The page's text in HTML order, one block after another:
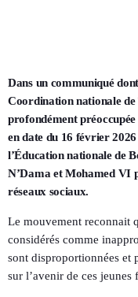
Dans un communiqué
Coordination nationale
profondément
en date du 16 février
l’Éducation nationale de
N’Dama et Mohamed VI
réseaux sociaux.
Le mouvement reconnait
considérés comme
sont disproportionnées et
sur l’avenir de ces jeunes